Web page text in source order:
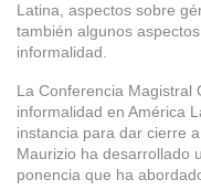
Latina, aspectos sobre
también algunos
informalidad.
La Conferencia Magistral
informalidad en América
instancia para dar cierre
Maurizio ha desarrollado
ponencia que ha